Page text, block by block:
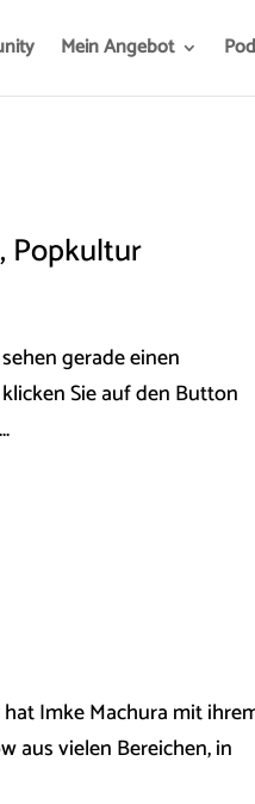
Mein Angebot
Popkultur
gerade einen
Sie auf den Button
Imke Machura mit
aus vielen Bereichen, in